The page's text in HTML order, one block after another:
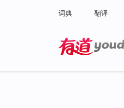
词典 翻译